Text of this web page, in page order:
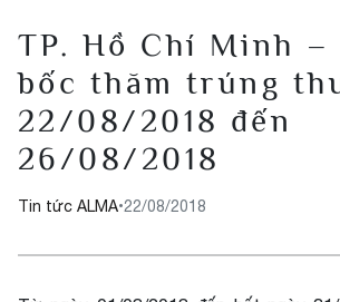
TP. Hồ Chí Minh –
bốc thăm trúng
22/08/2018 đến
26/08/2018
Tin tức ALMA•22/08/2018